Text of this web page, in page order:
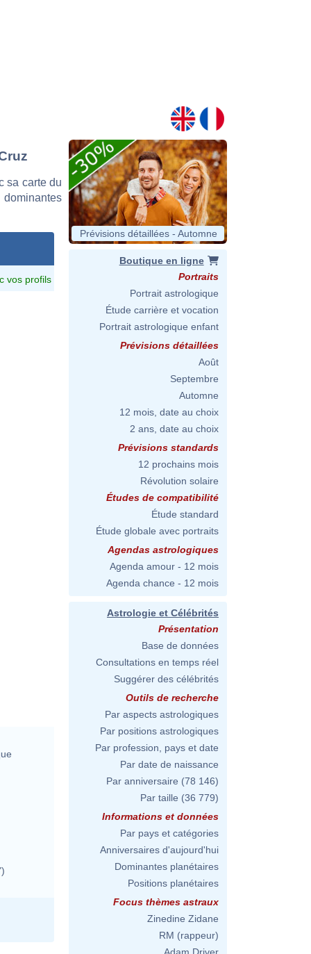
sa carte du
vos profils
Prévisions détaillées - Automne
Boutique en ligne
Portraits
Portrait astrologique
Étude carrière et vocation
Portrait astrologique enfant
Prévisions détaillées
Août
Septembre
Automne
12 mois, date au choix
2 ans, date au choix
Prévisions standards
12 prochains mois
Révolution solaire
Études de compatibilité
Étude standard
Étude globale avec portraits
Agendas astrologiques
Agenda amour - 12 mois
Agenda chance - 12 mois
Astrologie et Célébrités
Présentation
Base de données
Consultations en temps réel
Suggérer des célébrités
Outils de recherche
Par aspects astrologiques
Par positions astrologiques
Par profession, pays et date
Par date de naissance
Par anniversaire (78 146)
Par taille (36 779)
Informations et données
Par pays et catégories
Anniversaires d'aujourd'hui
Dominantes planétaires
Positions planétaires
Focus thèmes astraux
Zinedine Zidane
RM (rappeur)